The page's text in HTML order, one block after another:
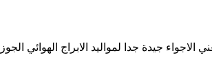
الاجواء جيدة جدا لمواليد الابراج الهوائي